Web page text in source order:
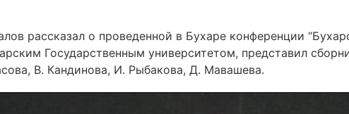
рассказал о проведенной в Бухаре конференции
Государственным университетом, представил
В. Кандинова, И. Рыбакова, Д. Мавашева.